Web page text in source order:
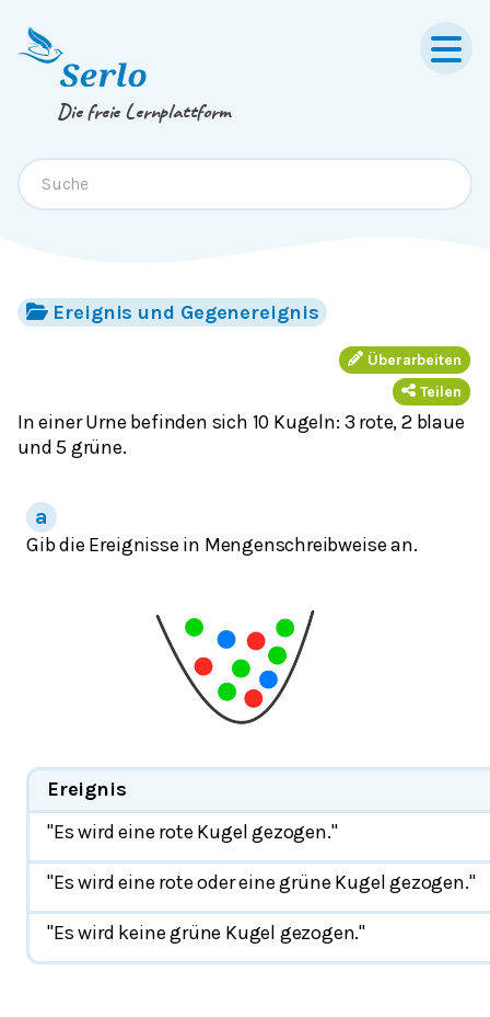
Springe zum
Die freie Lernplattform
Ereignis und Gegenereignis
Überarbeiten
Teilen
In einer Urne befinden sich 10 Kugeln: 3 rote, 2 blaue
und 5 grüne.
Gib die Ereignisse in Mengenschreibweise an.
Ereignis
"Es wird eine rote Kugel gezogen."
"Es wird eine rote oder eine grüne Kugel gezogen."
"Es wird keine grüne Kugel gezogen."